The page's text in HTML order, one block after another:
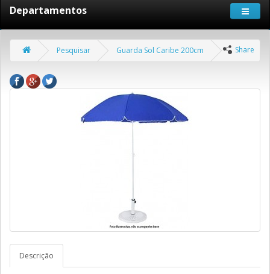
Departamentos
Share
Pesquisar Guarda Sol Caribe 200cm
Descrição